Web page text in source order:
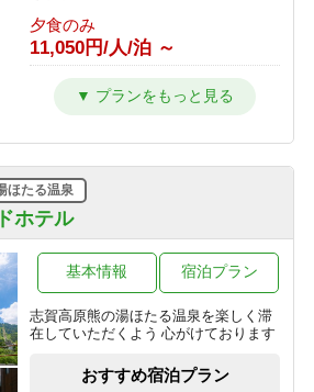
特典付き特別室プラン
1泊2食付き
1泊2食付き
16,200円/人/泊 ～
【早割30】30日前の予約で、通常価格
より500円OFF♪＜お日にち限定＞
1泊2食付き
16,700円/人/泊 ～
＼＼一人旅に★／／贅沢♪10畳和室を
夕食のみ
11,050円/人/泊 ～
【朝食付】 冬を満喫！のんびり到着24
時までOK・和朝食で元気に出発！
【素泊】深夜到着OK！寒い冬は志賀
高原唯一の人工温泉で温まる・リーズ
素泊まり
8,850円/人/泊 ～
【基本プラン】 志賀高原のグリーンシ
ーズンを満喫♪1番人気！旬を味わうプ
ホテル
ほたる温泉
志賀高原熊の湯ほたる温泉を楽しく滞
在していただくよう 心がけております
基本情報 宿泊プラン
おすすめ宿泊プラン